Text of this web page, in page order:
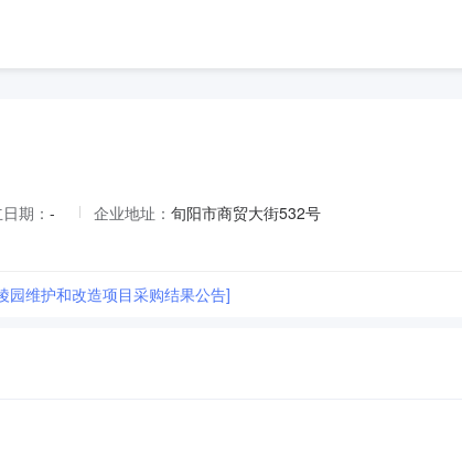
期： - 企业地址： 旬阳市商贸大街532号
园维护和改造项目采购结果公告]